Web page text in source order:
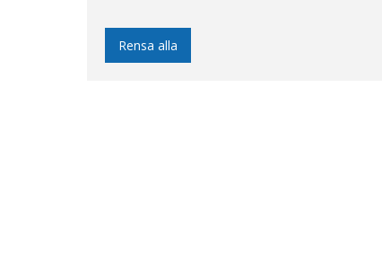
Rensa alla